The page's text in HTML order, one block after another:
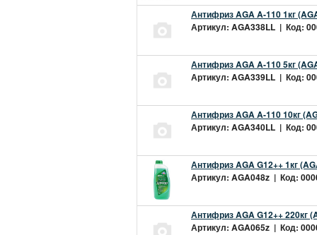
Антифриз AGA A-110 1кг
Артикул: AGA338LL | Код:
Антифриз AGA A-110 5кг
Артикул: AGA339LL | Код:
Антифриз AGA A-110 10кг
Артикул: AGA340LL | Код:
Антифриз AGA G12++ 1кг
Артикул: AGA048z | Код:
Антифриз AGA G12++ 220кг
Артикул: AGA065z | Код: